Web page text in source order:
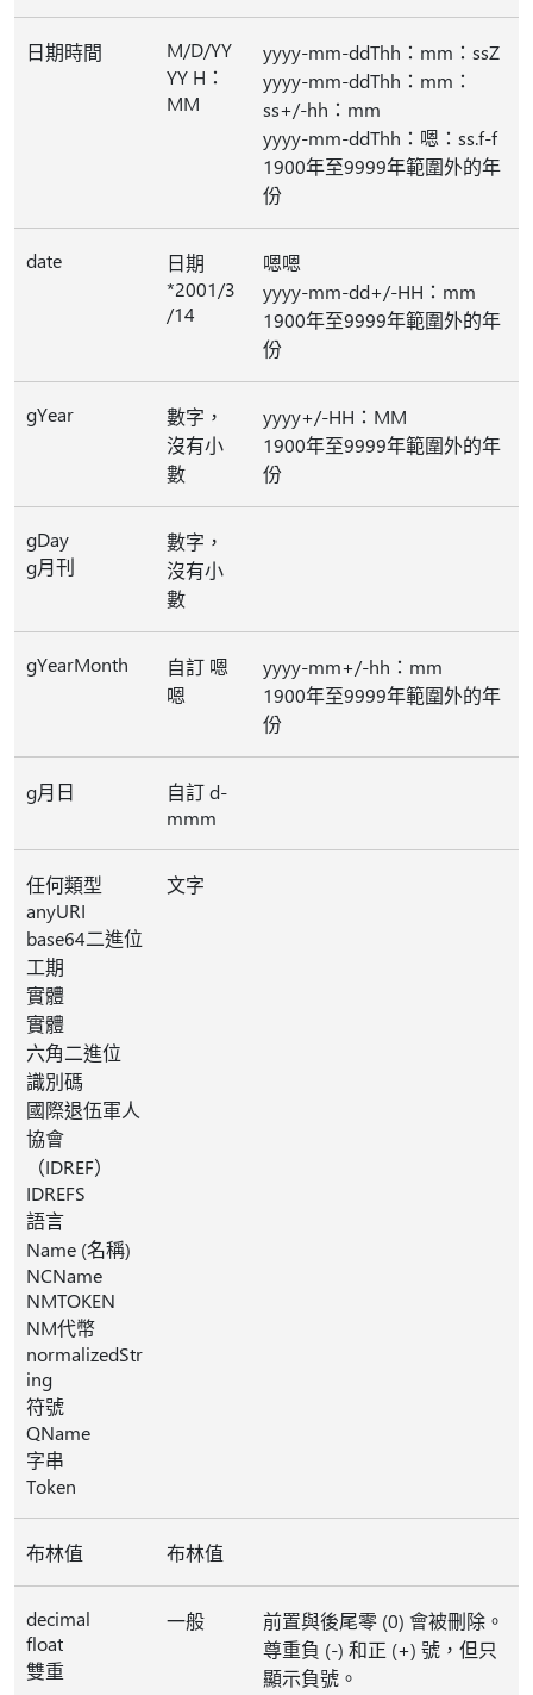
日期時間
M/D/YY
YY H：
MM
yyyy-mm-ddThh：mm：ssZ
yyyy-mm-ddThh：mm：
ss+/-hh：mm
yyyy-mm-ddThh：嗯：ss.f-f
1900年至9999年範圍外的年
份
date
日期
*2001/3
/14
嗯嗯
yyyy-mm-dd+/-HH：mm
1900年至9999年範圍外的年
份
gYear
數字，
沒有小
數
yyyy+/-HH：MM
1900年至9999年範圍外的年
份
gDay
g月刊
數字，
沒有小
數
gYearMonth
自訂 嗯
嗯
yyyy-mm+/-hh：mm
1900年至9999年範圍外的年
份
g月日
自訂 d-
mmm
任何類型
anyURI
base64二進位
工期
實體
實體
六角二進位
識別碼
國際退伍軍人
協會
（IDREF）
IDREFS
語言
Name (名稱)
NCName
NMTOKEN
NM代幣
normalizedStr
ing
符號
QName
字串
Token
文字
布林值 布林值
decimal
float
雙重
一般
前置與後尾零 (0) 會被刪除。
尊重負 (-) 和正 (+) 號，但只
顯示負號。